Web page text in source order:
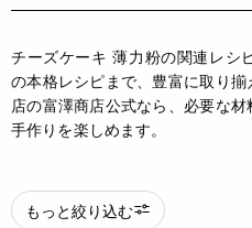
チーズケーキ 薄力粉の関連レシ
の本格レシピまで、豊富に取り
店の富澤商店公式なら、必要な
手作りを楽しめます。
もっと絞り込む